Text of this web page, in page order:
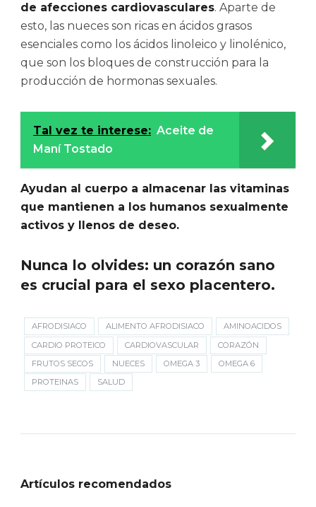
de afecciones cardiovasculares. Aparte de
esto, las nueces son ricas en ácidos grasos
esenciales como los ácidos linoleico y linolénico,
que son los bloques de construcción para la
producción de hormonas sexuales.
Tal vez te interese: Aceite de
Maní Tostado
Ayudan al cuerpo a almacenar las vitaminas
que mantienen a los humanos sexualmente
activos y llenos de deseo.
Nunca lo olvides: un corazón sano
es crucial para el sexo placentero.
AFRODISIACO ALIMENTO AFRODISIACO
AMINOACIDOS
CARDIO PROTEICO
CARDIOVASCULAR
CORAZÓN
FRUTOS SECOS
NUECES OMEGA 3
OMEGA 6
PROTEINAS
SALUD
Artículos recomendados